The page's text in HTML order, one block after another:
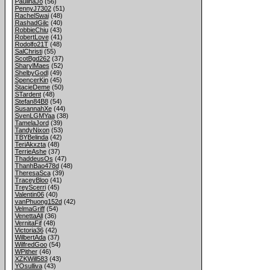
PennyJ7302(51)
RachelSwai(48)
RashadGilc (40)
RobbieChiu(43)
RobertLove(41)
Rodolfo21T(48)
SalChristi(55)
ScotBgd262(37)
SharylMaes (52)
ShelbyGodl(49)
SpencerKin(45)
StacieDeme(50)
STardent(48)
Stefan84B8(54)
SusannahXe(44)
SvenLGMYaa(38)
TamelaJord(39)
TandyNixon(53)
TBYBelinda(42)
TeriAkxzta(48)
TerrieAshe(37)
ThaddeusOs (47)
ThanhBao478d(48)
TheresaSca(39)
TraceyBloo(41)
TreyScerri(45)
Valentin06(40)
vanPhuong152d(42)
VelmaGriff(54)
VenettaAll(36)
VernitaFif(48)
Victoria36(42)
WilbertAda(37)
WilfredGoo(54)
WPither(46)
XZKWill583(43)
YOsulliva(43)